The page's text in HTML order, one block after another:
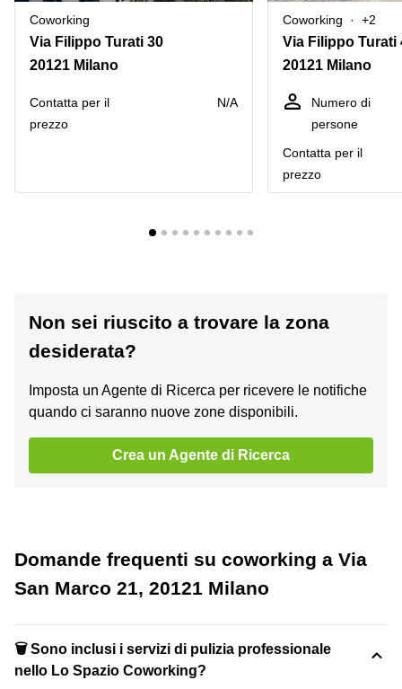
Coworking
Via Filippo Turati 30
20121 Milano
Сontatta per il
prezzo
N/A
Coworking +2
Via Filippo Turati
20121 Milano
Numero di
persone
Сontatta per il
prezzo
Non sei riuscito a trovare la zona
desiderata?
Imposta un Agente di Ricerca per ricevere le notifiche
quando ci saranno nuove zone disponibili.
Crea un Agente di Ricerca
Domande frequenti su coworking a Via
San Marco 21, 20121 Milano
🗑 Sono inclusi i servizi di pulizia professionale
nello Lo Spazio Coworking?